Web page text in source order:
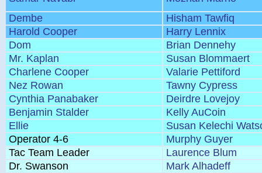
Dembe
Hisham Tawfiq
Harold Cooper
Harry Lennix
Dom
Brian Dennehy
Mr. Kaplan
Susan Blommaert
Charlene Cooper
Valarie Pettiford
Nez Rowan
Tawny Cypress
Cynthia Panabaker
Deirdre Lovejoy
Benjamin Stalder
Kelly AuCoin
Ellie
Susan Kelechi
Operator 4-6
Murphy Guyer
Tac Team Leader
Laurence Blum
Dr. Swanson
Mark Alhadeff